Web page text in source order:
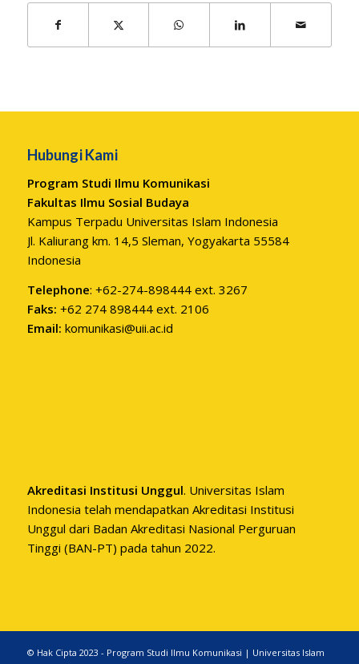
Hubungi Kami
Program Studi Ilmu Komunikasi
Fakultas Ilmu Sosial Budaya
Kampus Terpadu Universitas Islam Indonesia
Jl. Kaliurang km. 14,5 Sleman, Yogyakarta 55584
Indonesia
Telephone: +62-274-898444 ext. 3267
Faks: +62 274 898444 ext. 2106
Email: komunikasi@uii.ac.id
Akreditasi Institusi Unggul. Universitas Islam
Indonesia telah mendapatkan Akreditasi Institusi
Unggul dari Badan Akreditasi Nasional Perguruan
Tinggi (BAN-PT) pada tahun 2022.
© Hak Cipta 2023 - Program Studi Ilmu Komunikasi | Universitas Islam